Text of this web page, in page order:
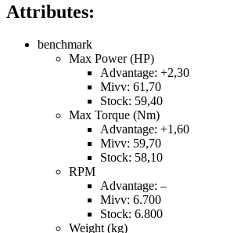
Attributes:
benchmark
Max Power (HP)
Advantage: +2,30
Mivv: 61,70
Stock: 59,40
Max Torque (Nm)
Advantage: +1,60
Mivv: 59,70
Stock: 58,10
RPM
Advantage: –
Mivv: 6.700
Stock: 6.800
Weight (kg)